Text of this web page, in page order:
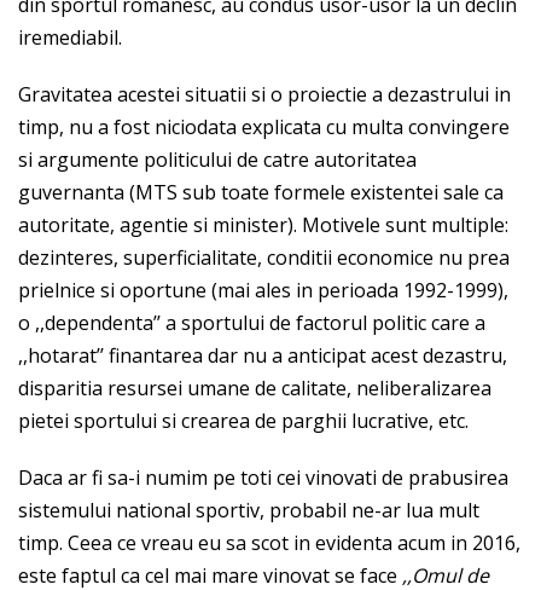
iremediabil.
Gravitatea acestei situatii si o proiectie a dezastrului in
timp, nu a fost niciodata explicata cu multa convingere
si argumente politicului de catre autoritatea
guvernanta (MTS sub toate formele existentei sale ca
autoritate, agentie si minister). Motivele sunt multiple:
dezinteres, superficialitate, conditii economice nu prea
prielnice si oportune (mai ales in perioada 1992-1999),
o ,,dependenta’’ a sportului de factorul politic care a
,,hotarat’’ finantarea dar nu a anticipat acest dezastru,
disparitia resursei umane de calitate, neliberalizarea
pietei sportului si crearea de parghii lucrative, etc.
Daca ar fi sa-i numim pe toti cei vinovati de prabusirea
sistemului national sportiv, probabil ne-ar lua mult
timp. Ceea ce vreau eu sa scot in evidenta acum in 2016,
este faptul ca cel mai mare vinovat se face ,,Omul de